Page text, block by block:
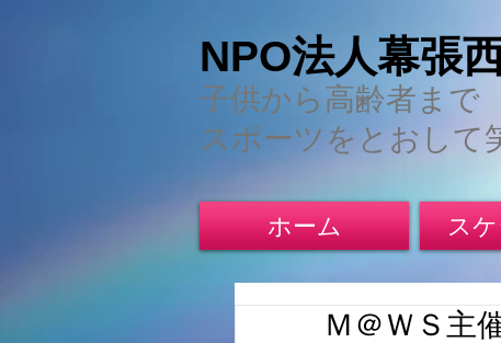
NPO法人幕張
子供から高齢者まで
スポーツをとおして
ホーム ス
Ｍ＠ＷＳ主